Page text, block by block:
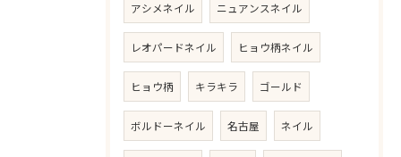
アシメネイル ニュアンスネイル
レオパードネイル ヒョウ柄ネイル
ヒョウ柄 キラキラ ゴールド
ボルドーネイル 名古屋 ネイル
ご予約はこちら